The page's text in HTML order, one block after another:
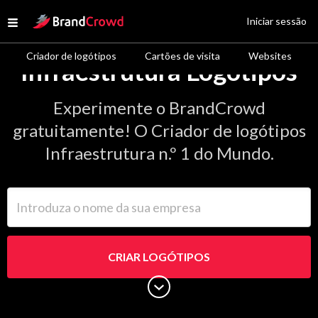
Open menu
Site Logo
Criador de logótipos Cartões de visita Websites
Iniciar sessão
Infraestrutura Logótipos
Experimente o BrandCrowd
gratuitamente! O Criador de logótipos
Infraestrutura n.º 1 do Mundo.
CRIAR LOGÓTIPOS